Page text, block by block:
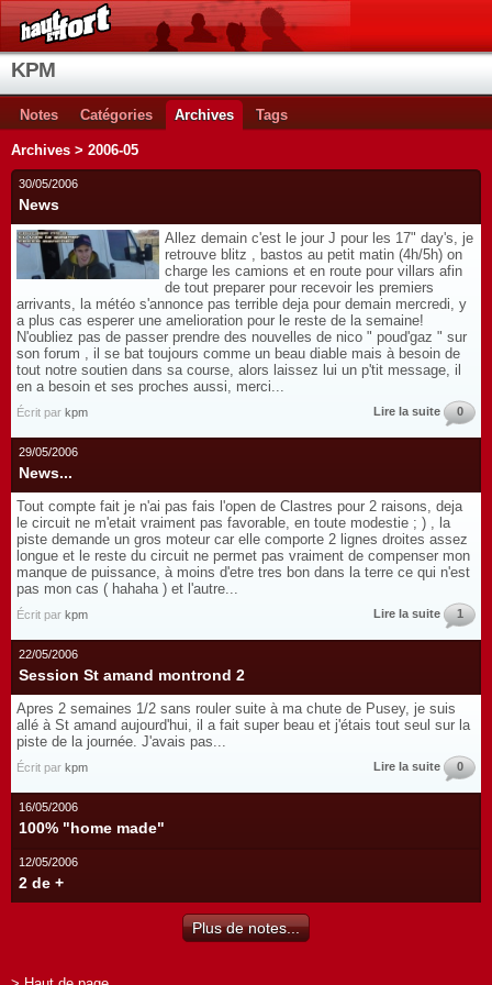
KPM
Notes Catégories Archives Tags
Archives > 2006-05
30/05/2006
News
Allez demain c'est le jour J pour les 17" day's, je
retrouve blitz , bastos au petit matin (4h/5h) on
charge les camions et en route pour villars afin
de tout preparer pour recevoir les premiers
arrivants, la météo s'annonce pas terrible deja pour demain mercredi, y
a plus cas esperer une amelioration pour le reste de la semaine!
N'oubliez pas de passer prendre des nouvelles de nico " poud'gaz " sur
son forum , il se bat toujours comme un beau diable mais à besoin de
tout notre soutien dans sa course, alors laissez lui un p'tit message, il
en a besoin et ses proches aussi, merci...
Écrit par kpm Lire la suite 0
29/05/2006
News...
Tout compte fait je n'ai pas fais l'open de Clastres pour 2 raisons, deja
le circuit ne m'etait vraiment pas favorable, en toute modestie ; ) , la
piste demande un gros moteur car elle comporte 2 lignes droites assez
longue et le reste du circuit ne permet pas vraiment de compenser mon
manque de puissance, à moins d'etre tres bon dans la terre ce qui n'est
pas mon cas ( hahaha ) et l'autre...
Écrit par kpm Lire la suite 1
22/05/2006
Session St amand montrond 2
Apres 2 semaines 1/2 sans rouler suite à ma chute de Pusey, je suis
allé à St amand aujourd'hui, il a fait super beau et j'étais tout seul sur la
piste de la journée. J'avais pas...
Écrit par kpm Lire la suite 0
16/05/2006
100% "home made"
12/05/2006
2 de +
Plus de notes...